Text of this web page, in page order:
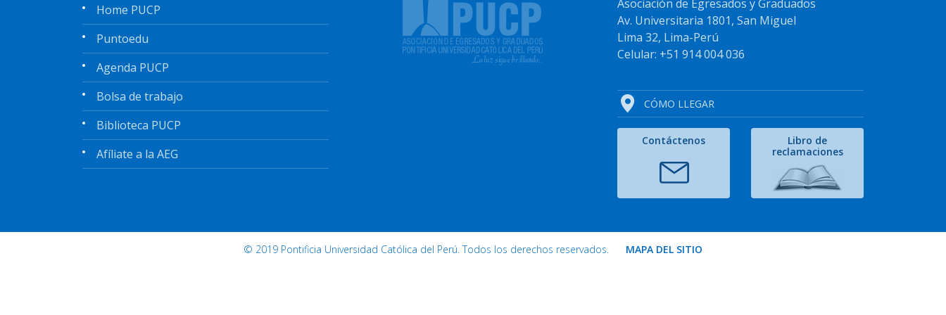
Home PUCP
Puntoedu
Agenda PUCP
Bolsa de trabajo
Biblioteca PUCP
Afíliate a la AEG
Asociación de Egresados y Graduados
Av. Universitaria 1801, San Miguel
Lima 32, Lima-Perú
Celular: +51 914 004 036
CÓMO LLEGAR
Contáctenos
Libro de
reclamaciones
© 2019 Pontificia Universidad Católica del Perú. Todos los derechos reservados. MAPA DEL SITIO